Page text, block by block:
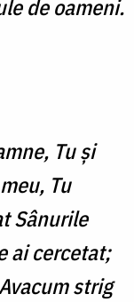
de oameni.
Tu şi
Tu
Sânurile
ai cercetat;
strig